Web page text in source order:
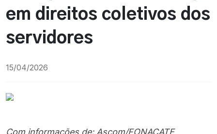
em direitos coletivos dos
servidores
15/04/2026
Com informações de: Ascom/FONACATE